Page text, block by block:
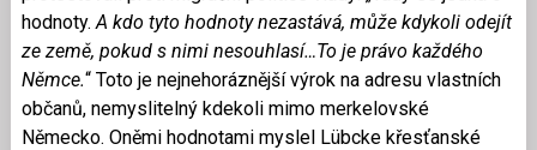
hodnoty. A kdo tyto hodnoty nezastává, může kdykoli odejít
ze země, pokud s nimi nesouhlasí…To je právo každého
Němce.“ Toto je nejnehoráznější výrok na adresu vlastních
občanů, nemyslitelný kdekoli mimo merkelovské
Německo. Oněmi hodnotami myslel Lübcke křesťanské